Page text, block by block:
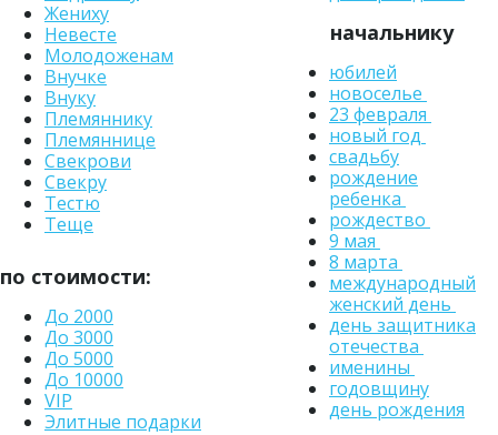
Жениху
Невесте
Молодоженам
Внучке
Внуку
Племяннику
Племяннице
Свекрови
Свекру
Тестю
Теще
по стоимости:
До 2000
До 3000
До 5000
До 10000
VIP
Элитные подарки
начальнику
юбилей
новоселье
23 февраля
новый год
свадьбу
рождение
ребенка
рождество
9 мая
8 марта
международный
женский день
день защитника
отечества
именины
годовщину
день рождения